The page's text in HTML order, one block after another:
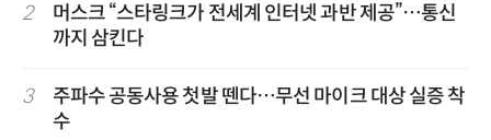
2
머스크 “스타링크가 전세계 인터넷 과반 제공”…통신
까지 삼킨다
3
주파수 공동사용 첫발 뗀다…무선 마이크 대상 실증 착
수